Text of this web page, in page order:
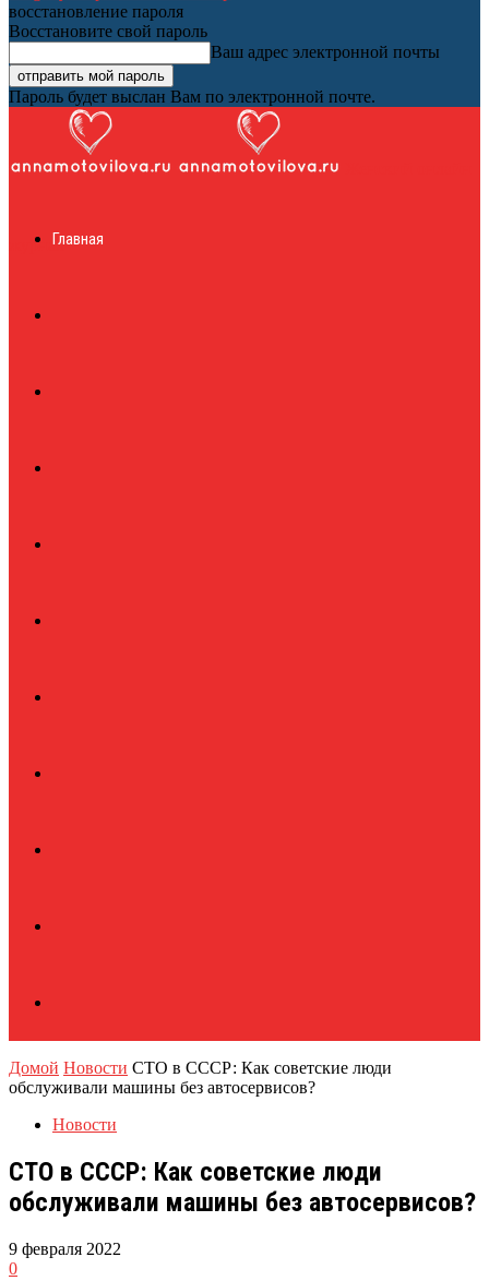
восстановление пароля
Восстановите свой пароль
Ваш адрес электронной почты
Пароль будет выслан Вам по электронной почте.
журналГлавная
Домой Новости СТО в СССР: Как советские люди
обслуживали машины без автосервисов?
Новости
СТО в СССР: Как советские люди
обслуживали машины без автосервисов?
9 февраля 2022
0